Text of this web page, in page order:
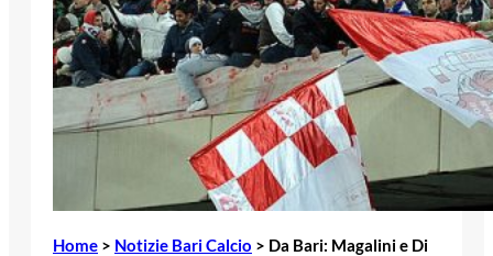
Home > Notizie Bari Calcio > Da Bari: Magalini e Di